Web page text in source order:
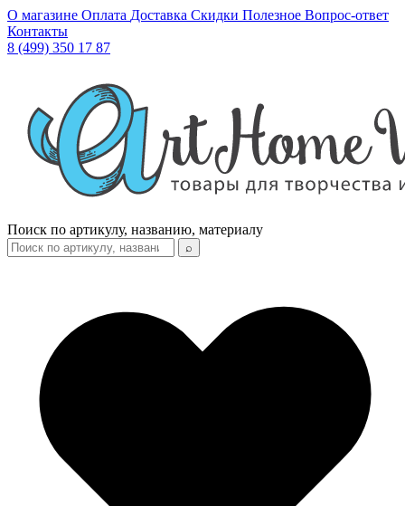
О магазине Оплата Доставка Скидки Полезное Вопрос-ответ
Контакты
8 (499) 350 17 87
Поиск по артикулу, названию, материалу
⌕